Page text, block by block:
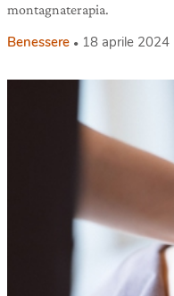
montagnaterapia.
Benessere 18 aprile 2024